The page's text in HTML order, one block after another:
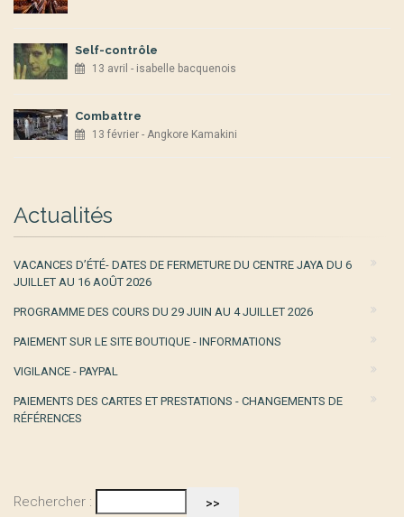
Self-contrôle
13 avril - isabelle bacquenois
Combattre
13 février - Angkore Kamakini
Actualités
VACANCES D’ÉTÉ- DATES DE FERMETURE DU CENTRE JAYA DU 6
JUILLET AU 16 AOÛT 2026
PROGRAMME DES COURS DU 29 JUIN AU 4 JUILLET 2026
PAIEMENT SUR LE SITE BOUTIQUE - INFORMATIONS
VIGILANCE - PAYPAL
PAIEMENTS DES CARTES ET PRESTATIONS - CHANGEMENTS DE
RÉFÉRENCES
Rechercher :